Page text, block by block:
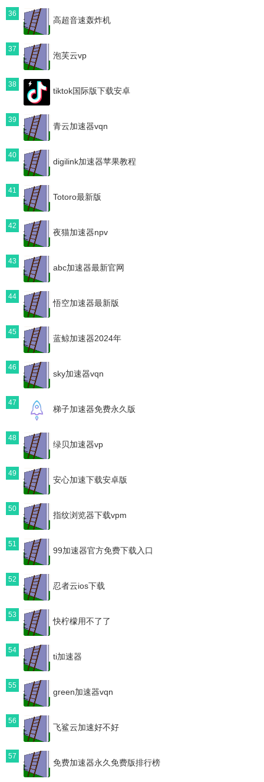
36
高超音速轰炸机
37
泡芙云vp
38
tiktok国际版下载安卓
39
青云加速器vqn
40
digilink加速器苹果教程
41
Totoro最新版
42
夜猫加速器npv
43
abc加速器最新官网
44
悟空加速器最新版
45
蓝鲸加速器2024年
46
sky加速器vqn
47
梯子加速器免费永久版
48
绿贝加速器vp
49
安心加速下载安卓版
50
指纹浏览器下载vpm
51
99加速器官方免费下载入口
52
忍者云ios下载
53
快柠檬用不了了
54
ti加速器
55
green加速器vqn
56
飞鲨云加速好不好
57
免费加速器永久免费版排行榜